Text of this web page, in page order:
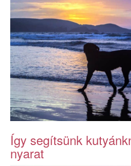
Így segítsünk
nyarat